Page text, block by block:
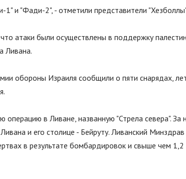
1"и "Фади-2", - отметили представители "Хезболлы"
атаки были осуществлены в поддержку
Ливана.
обороны Израиля сообщили о пяти снарядах,
операцию в Ливане, названную "Стрела севера". За
и его столице - Бейруту. Ливанский Минздрав
в результате бомбардировок и свыше чем 1,2